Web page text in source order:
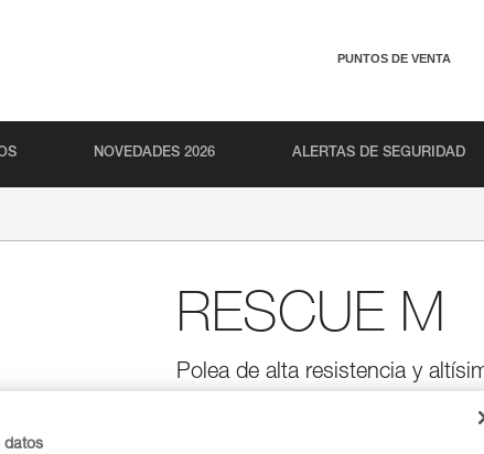
PUNTOS DE VENTA
NOVEDADES 2026 ALERTAS DE SEGURIDAD
RESCUE M
Polea de alta resistencia y
Altamente resistente con un altísimo
utilización intensiva, así como para la
datos